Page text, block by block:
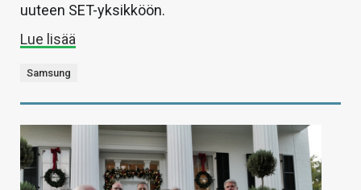
uuteen SET-yksikköön.
Lue lisää
Samsung